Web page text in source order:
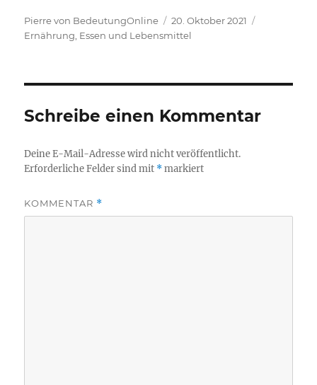
Autor
Pierre von BedeutungOnline
Veröffentlicht
am
20. Oktober 2021
Ernährung, Essen und Lebensmittel
Schreibe einen Kommentar
Deine E-Mail-Adresse wird nicht veröffentlicht.
Erforderliche Felder sind mit *markiert
KOMMENTAR *